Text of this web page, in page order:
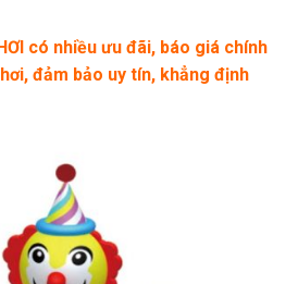
có nhiều ưu đãi, báo giá chính
đảm bảo uy tín, khẳng định